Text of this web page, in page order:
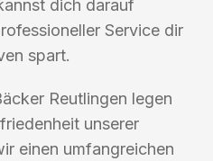
dich darauf
Service dir
spart.
Reutlingen legen
unserer
einen umfangreichen